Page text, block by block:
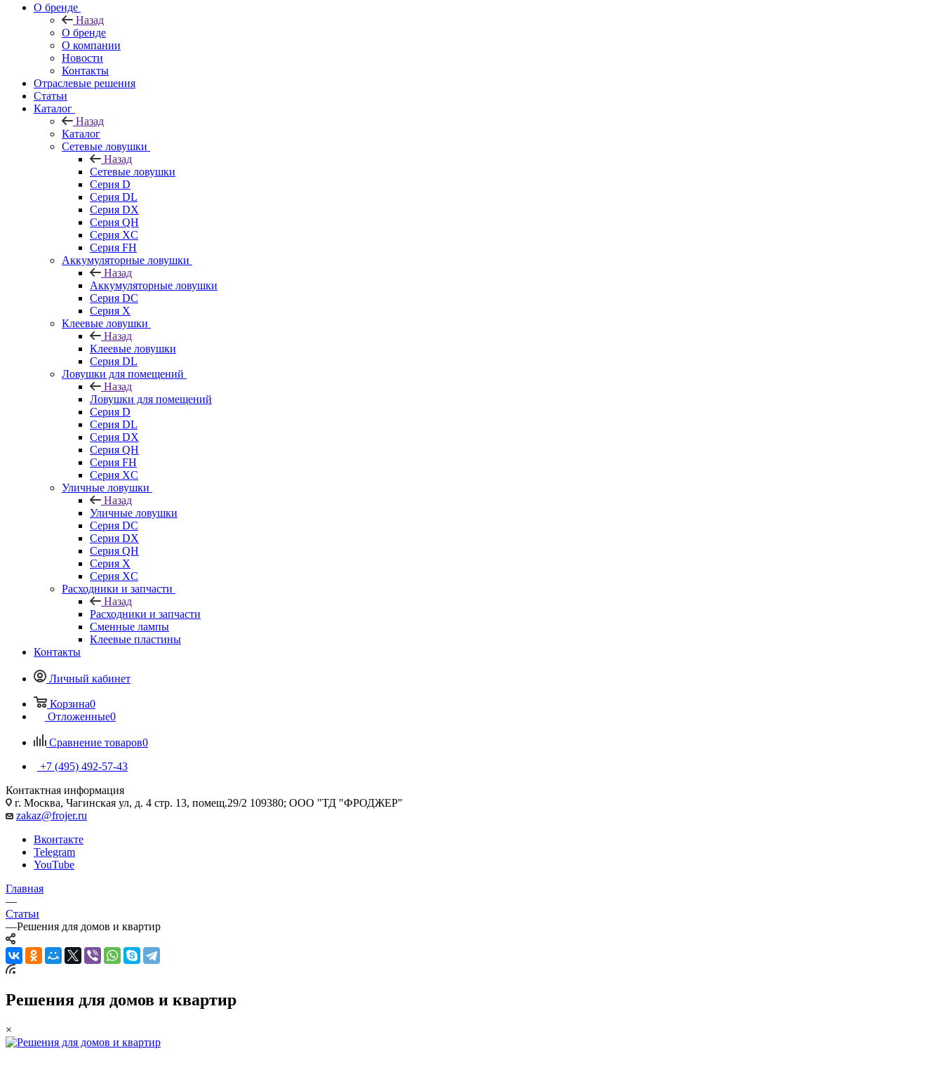
О бренде
Назад
О бренде
О компании
Новости
Контакты
Отраслевые решения
Статьи
Каталог
Назад
Каталог
Сетевые ловушки
Назад
Сетевые ловушки
Серия D
Серия DL
Серия DX
Серия QH
Серия XC
Серия FH
Аккумуляторные ловушки
Назад
Аккумуляторные ловушки
Серия DC
Серия X
Клеевые ловушки
Назад
Клеевые ловушки
Серия DL
Ловушки для помещений
Назад
Ловушки для помещений
Серия D
Серия DL
Серия DX
Серия QH
Серия FH
Серия XC
Уличные ловушки
Назад
Уличные ловушки
Серия DC
Серия DX
Серия QH
Серия X
Серия XC
Расходники и запчасти
Назад
Расходники и запчасти
Сменные лампы
Клеевые пластины
Контакты
Личный кабинет
Корзина0
Отложенные0
Сравнение товаров0
+7 (495) 492-57-43
Контактная информация
г. Москва, Чагинская ул, д. 4 стр. 13, помещ.29/2 109380; ООО "ТД "ФРОДЖЕР"
zakaz@frojer.ru
Вконтакте
Telegram
YouTube
Главная
—
Статьи
—Решения для домов и квартир
Решения для домов и квартир
×